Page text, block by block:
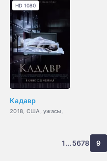
Кадавр
2018, США, ужасы,
HD 1080
1 ...5678 9